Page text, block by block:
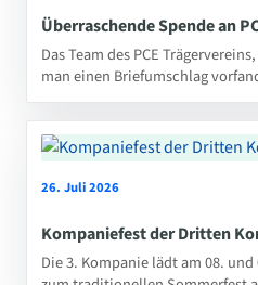
Überraschende Spende an
Das Team des PCE
man einen Briefumschlag
26. Juli 2026
Kompaniefest der Dritten
Die 3. Kompanie lädt am 08.